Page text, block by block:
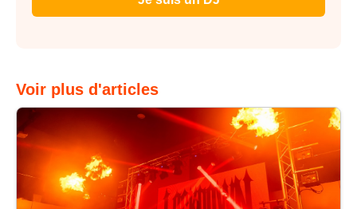
Voir plus d'articles